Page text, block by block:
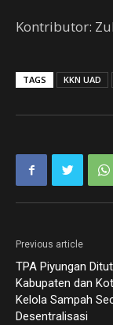
Kontributor:
TAGS KKN UAD
Previous article
TPA Piyungan
Kabupaten dan
Kelola Sampah
Desentralisasi